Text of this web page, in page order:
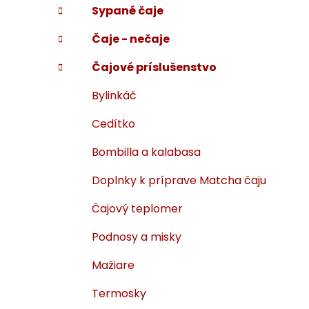
a
n
l
i
Sypané čaje
Čaje - nečaje
Čajové príslušenstvo
Bylinkáč
Cedítko
Bombilla a kalabasa
Doplnky k príprave Matcha čaju
Čajový teplomer
Podnosy a misky
Mažiare
Termosky